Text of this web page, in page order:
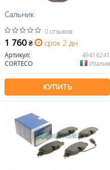
Сальник
0 отзывов
1 760 ₴ срок 2 дн.
Артикул:
49416241
CORTECO
Италия
КУПИТЬ